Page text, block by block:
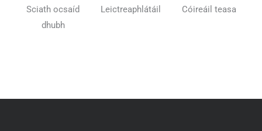
Sciath ocsaíd
dhubh
Leictreaphlátáil Cóireáil teasa